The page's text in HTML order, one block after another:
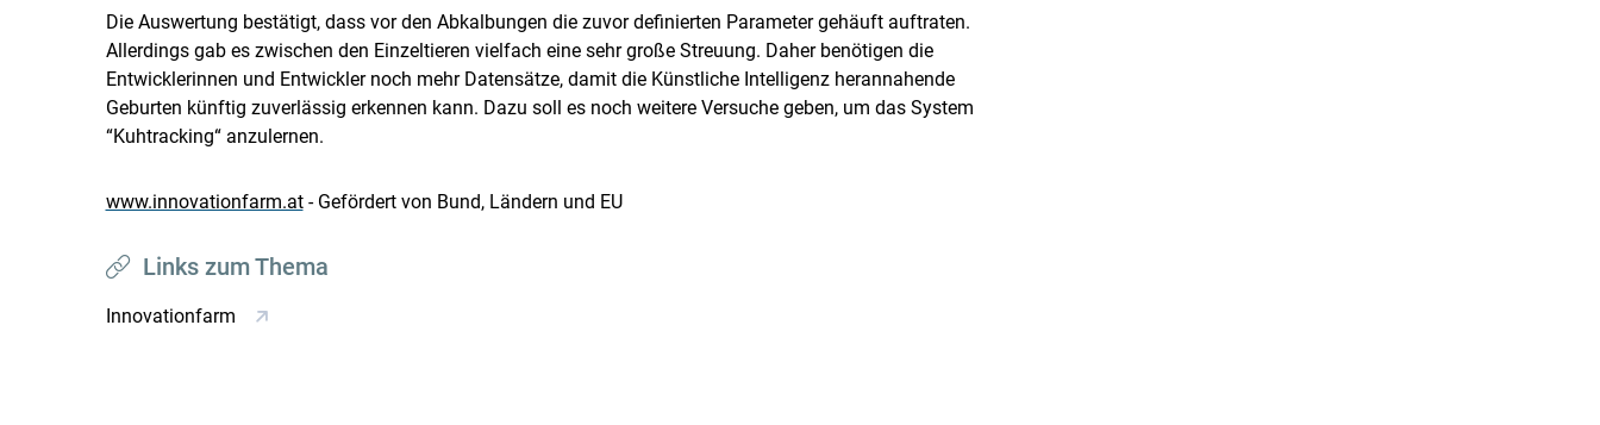
Die Auswertung bestätigt, dass vor den Abkalbungen die zuvor definierten Parameter gehäuft auftraten.
Allerdings gab es zwischen den Einzeltieren vielfach eine sehr große Streuung. Daher benötigen die
Entwicklerinnen und Entwickler noch mehr Datensätze, damit die Künstliche Intelligenz herannahende
Geburten künftig zuverlässig erkennen kann. Dazu soll es noch weitere Versuche geben, um das System
“Kuhtracking“ anzulernen.
www.innovationfarm.at- Gefördert von Bund, Ländern und EU
Links zum Thema
Innovationfarm